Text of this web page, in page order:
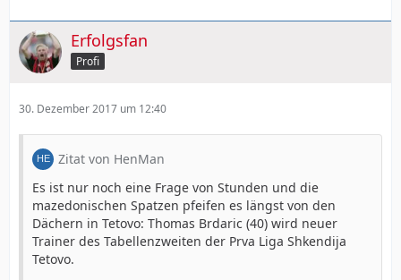
Erfolgsfan
Profi
30. Dezember 2017 um 12:40
Zitat von HenMan
Es ist nur noch eine Frage von Stunden und die
mazedonischen Spatzen pfeifen es längst von den
Dächern in Tetovo: Thomas Brdaric (40) wird neuer
Trainer des Tabellenzweiten der Prva Liga Shkendija
Tetovo.